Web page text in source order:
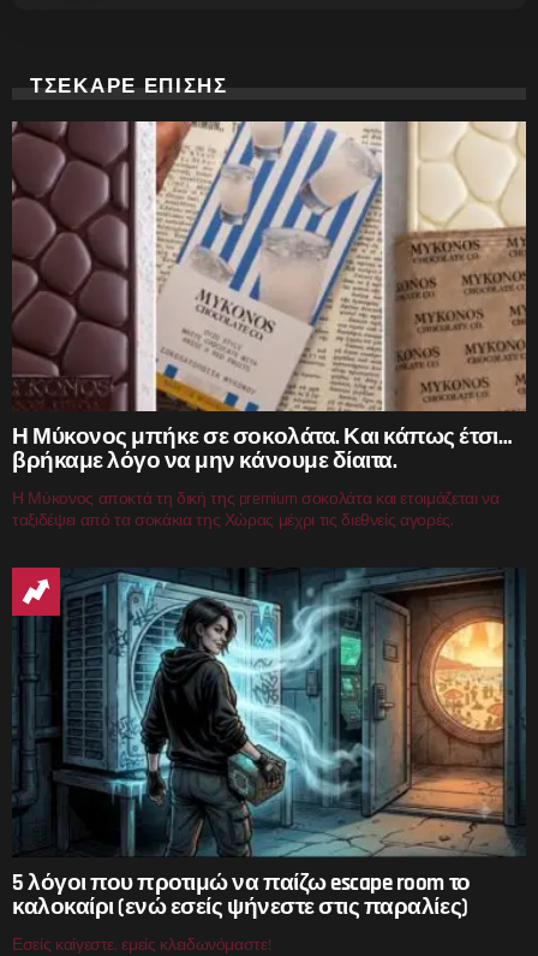
ΤΣΕΚΑΡΕ ΕΠΙΣΗΣ
Η Μύκονος μπήκε σε σοκολάτα. Και κάπως έτσι…
βρήκαμε λόγο να μην κάνουμε δίαιτα.
Η Μύκονος αποκτά τη δική της premium σοκολάτα και ετοιμάζεται να
ταξιδέψει από τα σοκάκια της Χώρας μέχρι τις διεθνείς αγορές.
5 λόγοι που προτιμώ να παίζω escape room το
καλοκαίρι (ενώ εσείς ψήνεστε στις παραλίες)
Εσείς καίγεστε, εμείς κλειδωνόμαστε!